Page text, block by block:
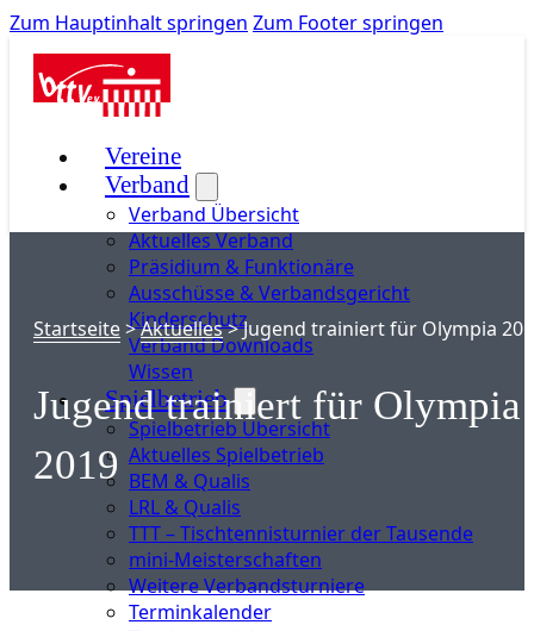
Zum Hauptinhalt springen Zum Footer springen
Vereine
Verband
Verband Übersicht
Aktuelles Verband
Präsidium & Funktionäre
Ausschüsse & Verbandsgericht
Kinderschutz
Verband Downloads
Wissen
Spielbetrieb
Spielbetrieb Übersicht
Aktuelles Spielbetrieb
BEM & Qualis
LRL & Qualis
TTT – Tischtennisturnier der Tausende
mini-Meisterschaften
Weitere Verbandsturniere
Terminkalender
Startseite>Aktuelles>Jugend trainiert für Olympia
Jugend trainiert für Olympia
2019